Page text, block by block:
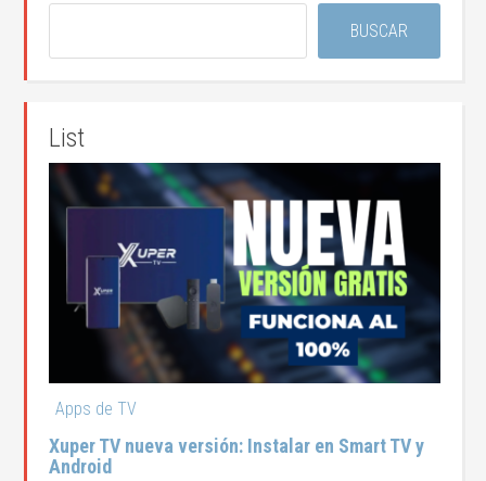
BUSCAR
List
Apps de TV
Xuper TV nueva versión: Instalar en Smart TV y
Android